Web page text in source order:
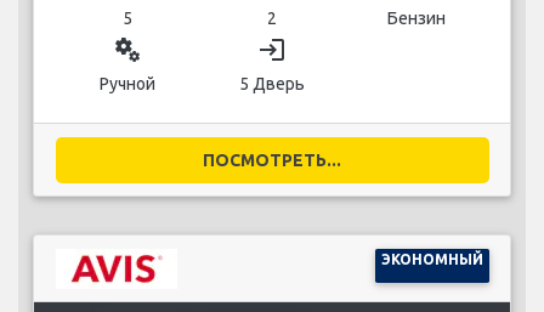
5 2 Бензин
miscellaneous_services
Ручной
login
5 Дверь
ПОСМОТРЕТЬ...
ЭКОНОМНЫЙ